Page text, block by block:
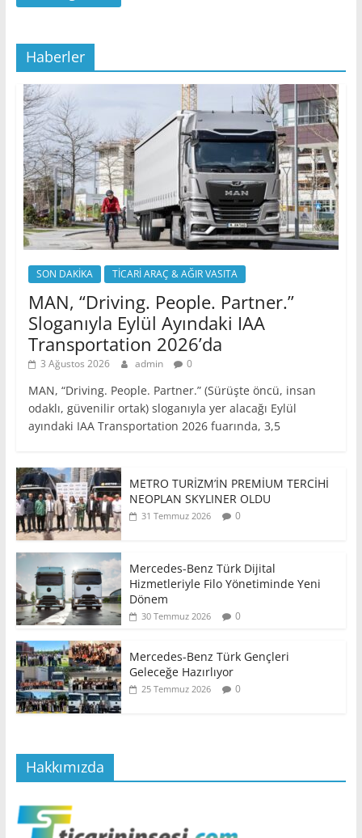
Haberler
SON DAKİKA TİCARİ ARAÇ & AĞIR VASITA
MAN, “Driving. People. Partner.”
Sloganıyla Eylül Ayındaki IAA
Transportation 2026’da
3 Ağustos 2026 admin 0
MAN, “Driving. People. Partner.” (Sürüşte öncü, insan
odaklı, güvenilir ortak) sloganıyla yer alacağı Eylül
ayındaki IAA Transportation 2026 fuarında, 3,5
METRO TURİZM’İN PREMİUM TERCİHİ
NEOPLAN SKYLINER OLDU
31 Temmuz 2026 0
Mercedes-Benz Türk Dijital
Hizmetleriyle Filo Yönetiminde Yeni
Dönem
30 Temmuz 2026 0
Mercedes-Benz Türk Gençleri
Geleceğe Hazırlıyor
25 Temmuz 2026 0
Hakkımızda